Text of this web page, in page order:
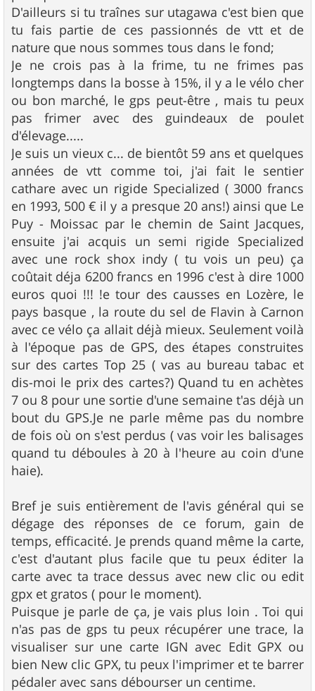
D'ailleurs si tu traînes sur utagawa c'est bien que
tu fais partie de ces passionnés de vtt et de
nature que nous sommes tous dans le fond;
Je ne crois pas à la frime, tu ne frimes pas
longtemps dans la bosse à 15%, il y a le vélo cher
ou bon marché, le gps peut-être , mais tu peux
pas frimer avec des guindeaux de poulet
d'élevage.....
Je suis un vieux c... de bientôt 59 ans et quelques
années de vtt comme toi, j'ai fait le sentier
cathare avec un rigide Specialized ( 3000 francs
en 1993, 500 € il y a presque 20 ans!) ainsi que Le
Puy - Moissac par le chemin de Saint Jacques,
ensuite j'ai acquis un semi rigide Specialized
avec une rock shox indy ( tu vois un peu) ça
coûtait déja 6200 francs en 1996 c'est à dire 1000
euros quoi !!! !e tour des causses en Lozère, le
pays basque , la route du sel de Flavin à Carnon
avec ce vélo ça allait déjà mieux. Seulement voilà
à l'époque pas de GPS, des étapes construites
sur des cartes Top 25 ( vas au bureau tabac et
dis-moi le prix des cartes?) Quand tu en achètes
7 ou 8 pour une sortie d'une semaine t'as déjà un
bout du GPS.Je ne parle même pas du nombre
de fois où on s'est perdus ( vas voir les balisages
quand tu déboules à 20 à l'heure au coin d'une
haie).
Bref je suis entièrement de l'avis général qui se
dégage des réponses de ce forum, gain de
temps, efficacité. Je prends quand même la carte,
c'est d'autant plus facile que tu peux éditer la
carte avec ta trace dessus avec new clic ou edit
gpx et gratos ( pour le moment).
Puisque je parle de ça, je vais plus loin . Toi qui
n'as pas de gps tu peux récupérer une trace, la
visualiser sur une carte IGN avec Edit GPX ou
bien New clic GPX, tu peux l'imprimer et te barrer
pédaler avec sans débourser un centime.